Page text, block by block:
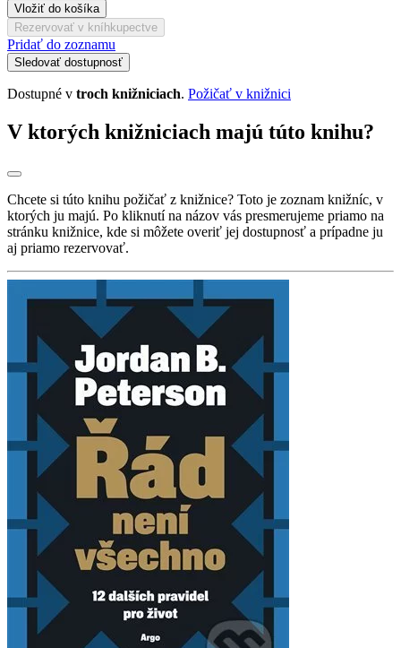
Vložiť do košíka
Rezervovať v kníhkupectve
Pridať do zoznamu
Sledovať dostupnosť
Dostupné v troch knižniciach. Požičať v knižnici
V ktorých knižniciach majú túto knihu?
Chcete si túto knihu požičať z knižnice? Toto je zoznam knižníc, v
ktorých ju majú. Po kliknutí na názov vás presmerujeme priamo na
stránku knižnice, kde si môžete overiť jej dostupnosť a prípadne ju
aj priamo rezervovať.